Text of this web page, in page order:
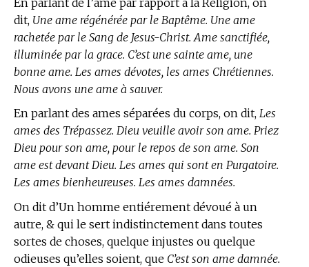
dit, Une ame régénérée par le Baptême. Une ame
rachetée par le Sang de Jesus-Christ. Ame sanctifiée,
illuminée par la grace. C’est une sainte ame, une
bonne ame. Les ames dévotes, les ames Chrétiennes.
Nous avons une ame à sauver.
En parlant des ames séparées du corps, on dit, Les
ames des Trépassez. Dieu veuille avoir son ame. Priez
Dieu pour son ame, pour le repos de son ame. Son
ame est devant Dieu. Les ames qui sont en Purgatoire.
Les ames bienheureuses. Les ames damnées.
On dit d’Un homme entiérement dévoué à un
autre, & qui le sert indistinctement dans toutes
sortes de choses, quelque injustes ou quelque
odieuses qu’elles soient, que C’est son ame damnée.